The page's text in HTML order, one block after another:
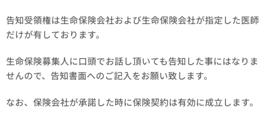
告知受領権は生命保険会社および生命保険会社が指定した医師
だけが有しております。
生命保険募集人に口頭でお話し頂いても告知した事にはなりま
せんので、告知書面へのご記入をお願い致します。
なお、保険会社が承諾した時に保険契約は有効に成立します。